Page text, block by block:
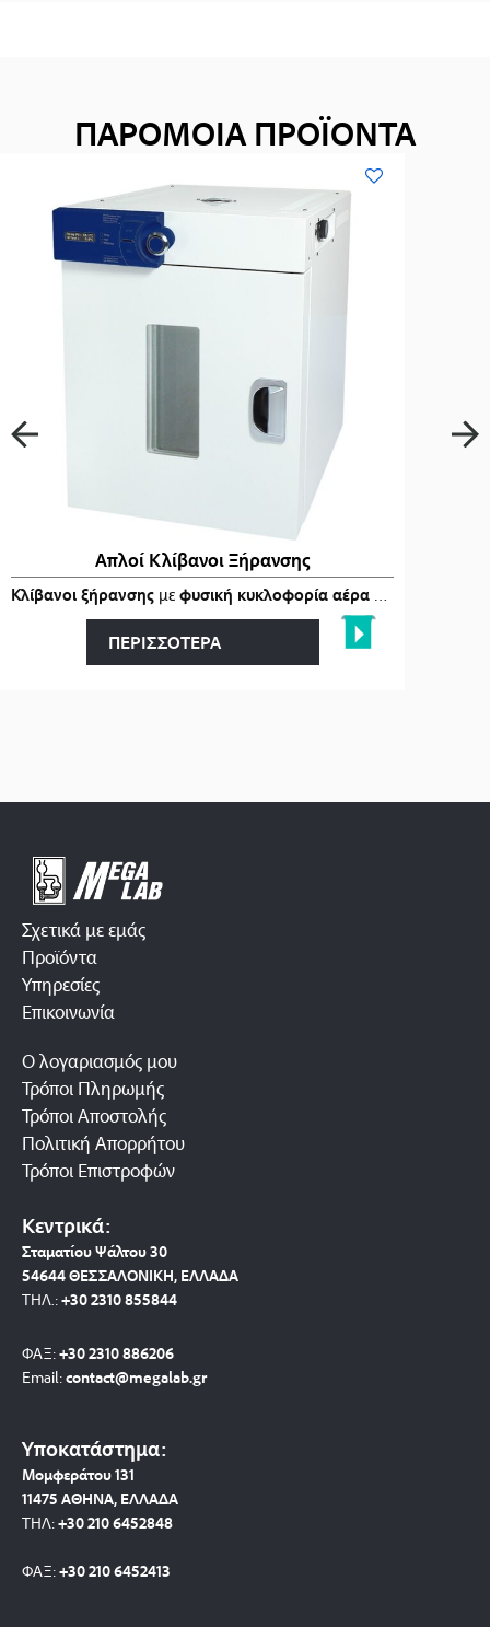
ΠΑΡΟΜΟΙΑ ΠΡΟΪΟΝΤΑ
Απλοί Κλίβανοι Ξήρανσης
Κλίβανοι ξήρανσης με φυσική κυκλοφορία αέρα (Gravity-Air)
ΠΕΡΙΣΣΟΤΕΡΑ
Σχετικά με εμάς
Προϊόντα
Υπηρεσίες
Επικοινωνία
Ο λογαριασμός μου
Τρόποι Πληρωμής
Τρόποι Αποστολής
Πολιτική Απορρήτου
Τρόποι Επιστροφών
Κεντρικά:
Σταματίου Ψάλτου 30
54644 ΘΕΣΣΑΛΟΝΙΚΗ, ΕΛΛΑΔΑ
ΤΗΛ.:+30 2310 855844
ΦΑΞ:+30 2310 886206
Email:contact@megalab.gr
Υποκατάστημα:
Μομφεράτου 131
11475 ΑΘΗΝΑ, ΕΛΛΑΔΑ
ΤΗΛ:+30 210 6452848
ΦΑΞ:+30 210 6452413